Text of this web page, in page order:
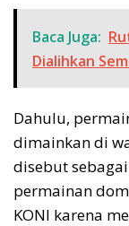
Baca Juga:
Dialihkan
Dahulu,
dimainkan di
disebut
permainan
KONI karena